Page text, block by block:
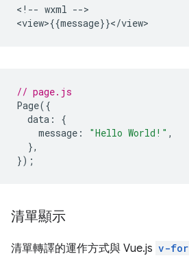
<!-- wxml -->
// page.js
Page({
data :
{
message : "Hello World!" ,
},
});
清單顯示
清單轉譯的運作方式與 Vue.js v-for